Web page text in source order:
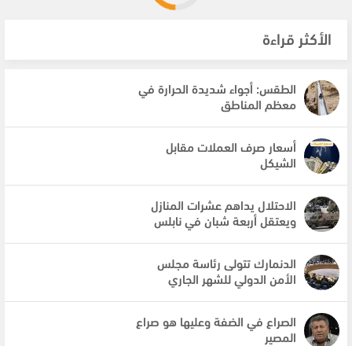
الأكثر قراءة
الطقس: أجواء شديدة الحرارة في
معظم المناطق
أسعار صرف العملات مقابل
الشيكل
الاحتلال يداهم عشرات المنازل
ويعتقل أربعة شبان في نابلس
الدنمارك تتولى رئاسة مجلس
الأمن الدولي للشهر الجاري
الصراع في الضفة وعليها هو صراع
المصير